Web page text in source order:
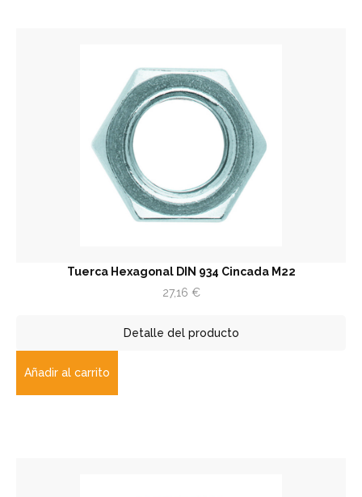
Tuerca Hexagonal DIN 934 Cincada M22
27,16 €
Detalle del producto
Añadir al carrito